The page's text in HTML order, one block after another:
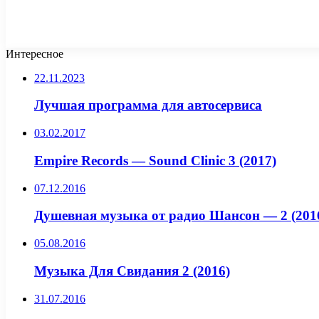
Интересное
22.11.2023
Лучшая программа для автосервиса
03.02.2017
Empire Records — Sound Clinic 3 (2017)
07.12.2016
Душевная музыка от радио Шансон — 2
05.08.2016
Музыка Для Свидания 2 (2016)
31.07.2016